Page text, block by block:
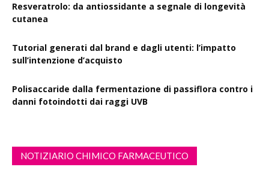
Resveratrolo: da antiossidante a segnale di longevità
cutanea
Tutorial generati dal brand e dagli utenti: l’impatto
sull’intenzione d’acquisto
Polisaccaride dalla fermentazione di passiflora contro i
danni fotoindotti dai raggi UVB
NOTIZIARIO CHIMICO FARMACEUTICO